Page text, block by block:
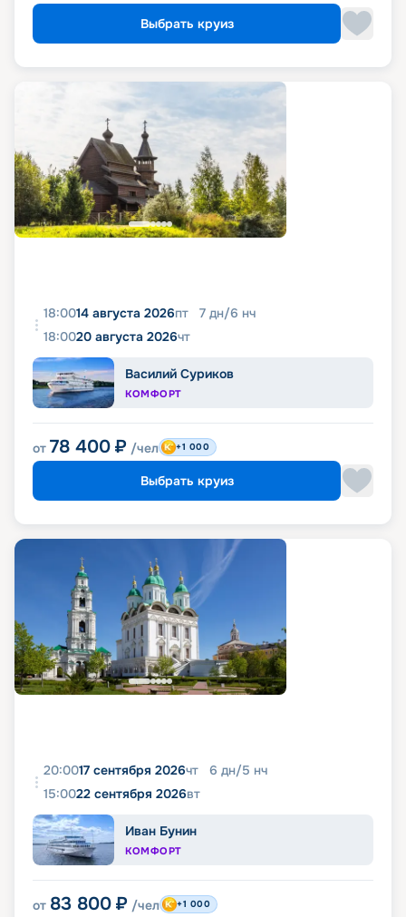
Выбрать круиз
18:0014 августа 2026пт 7 дн/6 нч
18:0020 августа 2026чт
Василий Суриков
КОМФОРТ
от 78 400 ₽ /чел +1 000
Выбрать круиз
20:0017 сентября 2026чт 6 дн/5 нч
15:0022 сентября 2026вт
Иван Бунин
КОМФОРТ
от 83 800 ₽ /чел +1 000